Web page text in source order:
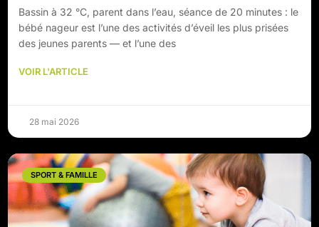
Bassin à 32 °C, parent dans l’eau, séance de 20 minutes : le
bébé nageur est l’une des activités d’éveil les plus prisées
des jeunes parents — et l’une des
VOIR L'ARTICLE
28 mai 2026
SPORT & FAMILLE